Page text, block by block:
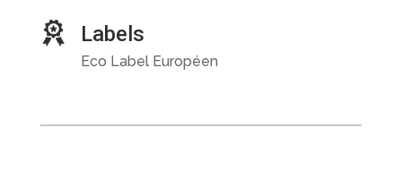
Labels
Eco Label Européen